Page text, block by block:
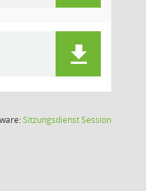
SitzungsdienstSession(Wird in